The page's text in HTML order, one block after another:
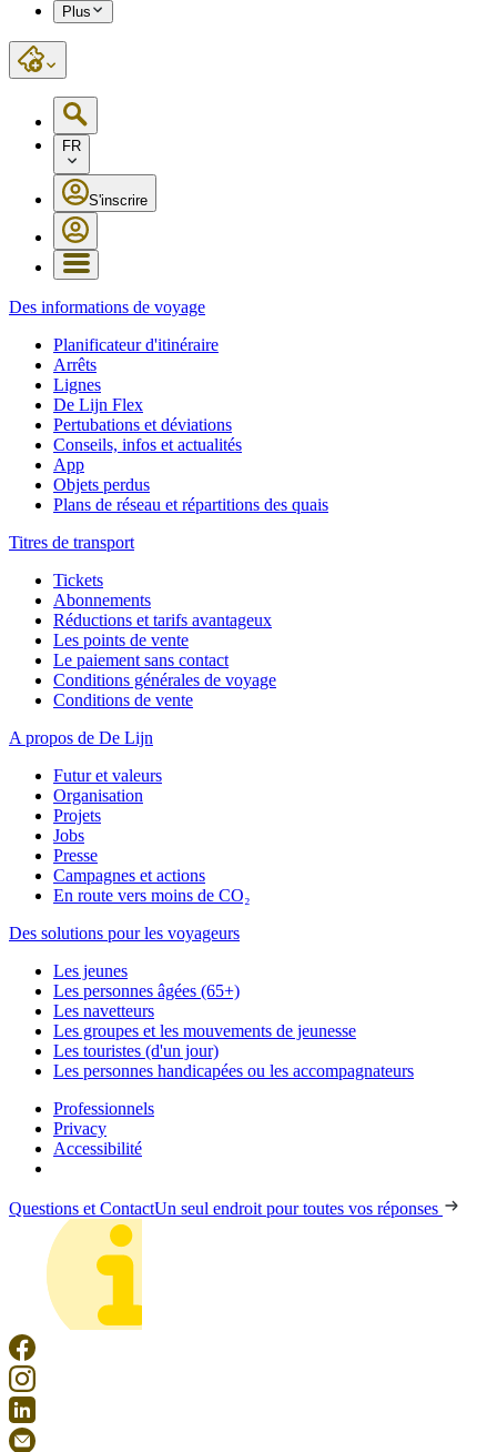
Plus
FR
S'inscrire
Des informations de voyage
Planificateur d'itinéraire
Arrêts
Lignes
De Lijn Flex
Pertubations et déviations
Conseils, infos et actualités
App
Objets perdus
Plans de réseau et répartitions des quais
Titres de transport
Tickets
Abonnements
Réductions et tarifs avantageux
Les points de vente
Le paiement sans contact
Conditions générales de voyage
Conditions de vente
A propos de De Lijn
Futur et valeurs
Organisation
Projets
Jobs
Presse
Campagnes et actions
En route vers moins de CO₂
Des solutions pour les voyageurs
Les jeunes
Les personnes âgées (65+)
Les navetteurs
Les groupes et les mouvements de jeunesse
Les touristes (d'un jour)
Les personnes handicapées ou les accompagnateurs
Professionnels
Privacy
Accessibilité
Questions et ContactUn seul endroit pour toutes vos réponses